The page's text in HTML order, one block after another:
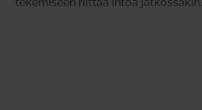
teke­miseen riittää intoa jat­kos­sakin.